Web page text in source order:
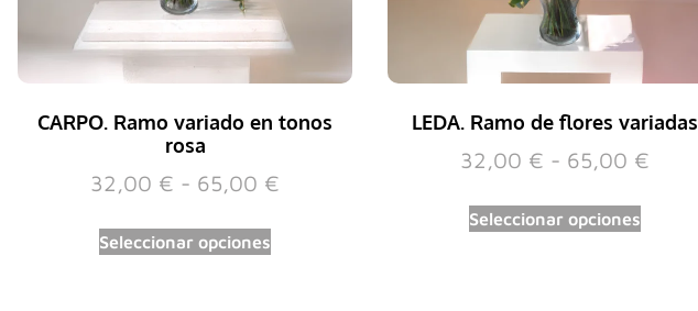
CARPO. Ramo variado en tonos
rosa
32,00 € - 65,00 €
Seleccionar opciones
LEDA. Ramo de flores variadas
32,00 € - 65,00 €
Seleccionar opciones